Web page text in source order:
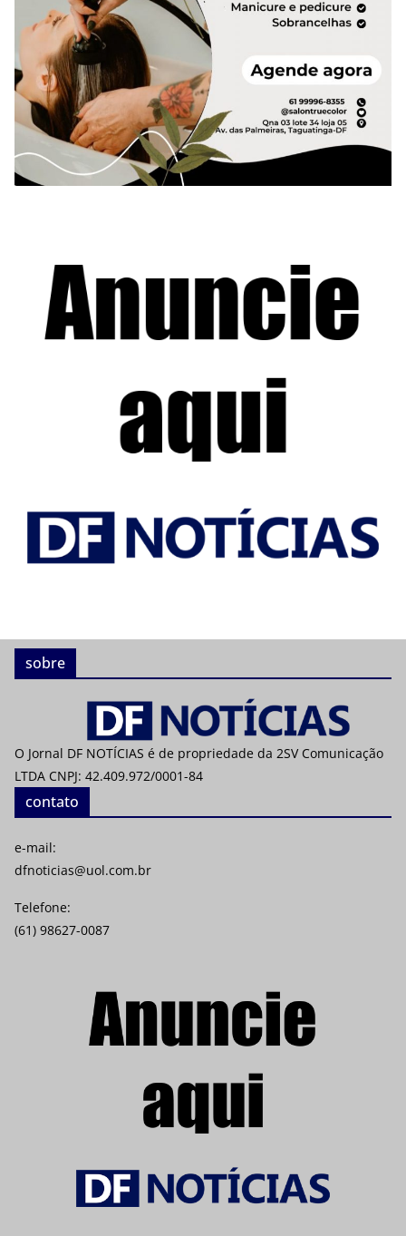
sobre
O Jornal DF NOTÍCIAS é de propriedade da 2SV Comunicação
LTDA CNPJ: 42.409.972/0001-84
contato
e-mail:
dfnoticias@uol.com.br
Telefone:
(61) 98627-0087